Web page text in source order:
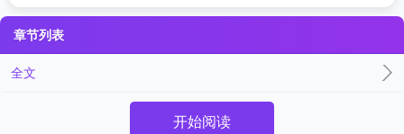
章节列表
全文
开始阅读